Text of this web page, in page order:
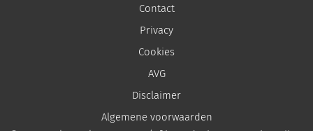
Contact
Privacy
Cookies
AVG
Disclaimer
Algemene voorwaarden